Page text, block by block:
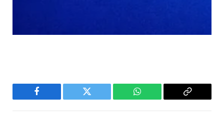
Facebook Twitter WhatsApp
Copy